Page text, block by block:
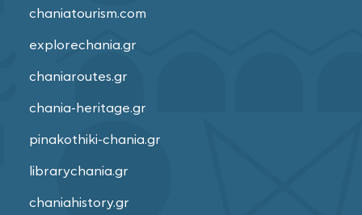
chaniatourism.com
explorechania.gr
chaniaroutes.gr
chania-heritage.gr
pinakothiki-chania.gr
librarychania.gr
chaniahistory.gr